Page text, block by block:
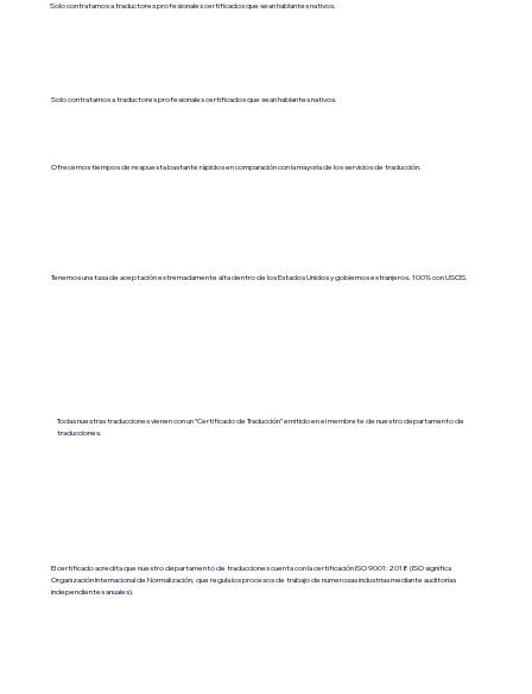
Solo contratamos a traductores profesionales certificados que sean hablantes nativos.
Solo contratamos a traductores profesionales certificados que sean hablantes nativos.
Ofrecemos tiempos de respuesta bastante rápidos en comparación con la mayoría de los servicios de traducción.
Tenemos una tasa de aceptación extremadamente alta dentro de los Estados Unidos y gobiernos extranjeros. 100% con USCIS.
Todas nuestras traducciones vienen con un “Certificado de Traducción” emitido en el membrete de nuestro departamento de
traducciones.
El certificado acredita que nuestro departamento de traducciones cuenta con la certificación ISO 9001:2018 (ISO significa
Organización Internacional de Normalización, que regula los procesos de trabajo de numerosas industrias mediante auditorías
independientes anuales).